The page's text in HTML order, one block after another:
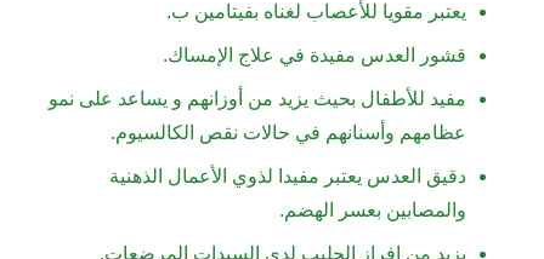
يعتبر مقويا للأعصاب لغناه بفيتامين ب.
قشور العدس مفيدة في علاج الإمساك.
مفيد للأطفال بحيث يزيد من أوزانهم و يساعد على نمو
عظامهم وأسنانهم في حالات نقص الكالسيوم.
دقيق العدس يعتبر مفيدا لذوي الأعمال الذهنية
والمصابين بعسر الهضم.
يزيد من إفراز الحليب لدى السيدات المرضعات.